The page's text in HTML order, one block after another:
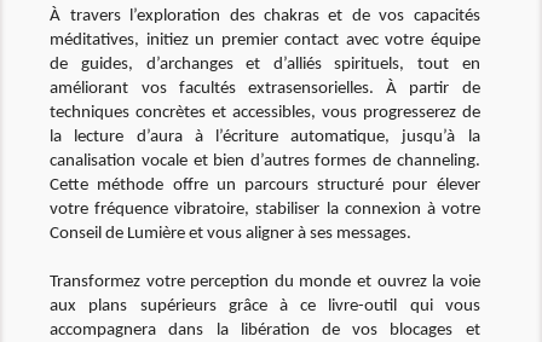
À travers l’exploration des chakras et de vos capacités
méditatives, initiez un premier contact avec votre équipe
de guides, d’archanges et d’alliés spirituels, tout en
améliorant vos facultés extrasensorielles. À partir de
techniques concrètes et accessibles, vous progresserez de
la lecture d’aura à l’écriture automatique, jusqu’à la
canalisation vocale et bien d’autres formes de channeling.
Cette méthode offre un parcours structuré pour élever
votre fréquence vibratoire, stabiliser la connexion à votre
Conseil de Lumière et vous aligner à ses messages.
Transformez votre perception du monde et ouvrez la voie
aux plans supérieurs grâce à ce livre-outil qui vous
accompagnera dans la libération de vos blocages et